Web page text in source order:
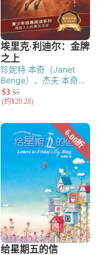
珍妮特·本奇（Janet
Benge）、杰夫·本奇
（Geoff Benge）